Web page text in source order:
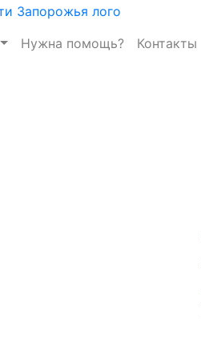
Нужна помощь? Контакты